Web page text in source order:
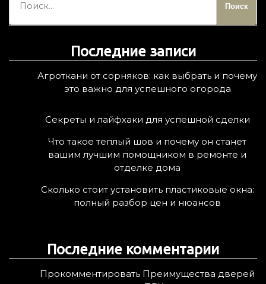
й
Последние записи
Агроткани от сорняков: как выбрать и почему
это важно для успешного огорода
Секреты и лайфхаки для успешной сделки
Что такое теплый шов и почему он станет
вашим лучшим помощником в ремонте и
отделке дома
Сколько стоит установить пластиковые окна:
полный разбор цен и нюансов
Последние комментарии
Прокомментировать Преимущества дверей